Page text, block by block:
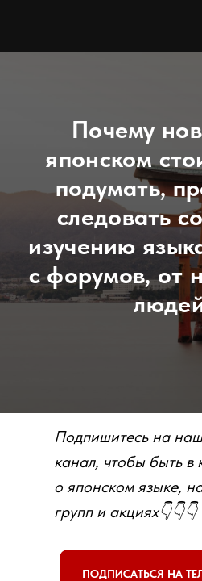
Почему
японском
подумать,
следовать
изучению
с форумов, от
Подпишитесь на
канал, чтобы быть в
о японском языке,
групп и акциях👇👇👇
ПОДПИСАТЬСЯ НА